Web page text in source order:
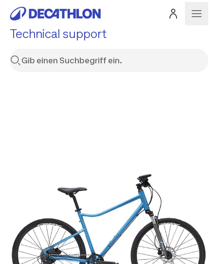
Technical support